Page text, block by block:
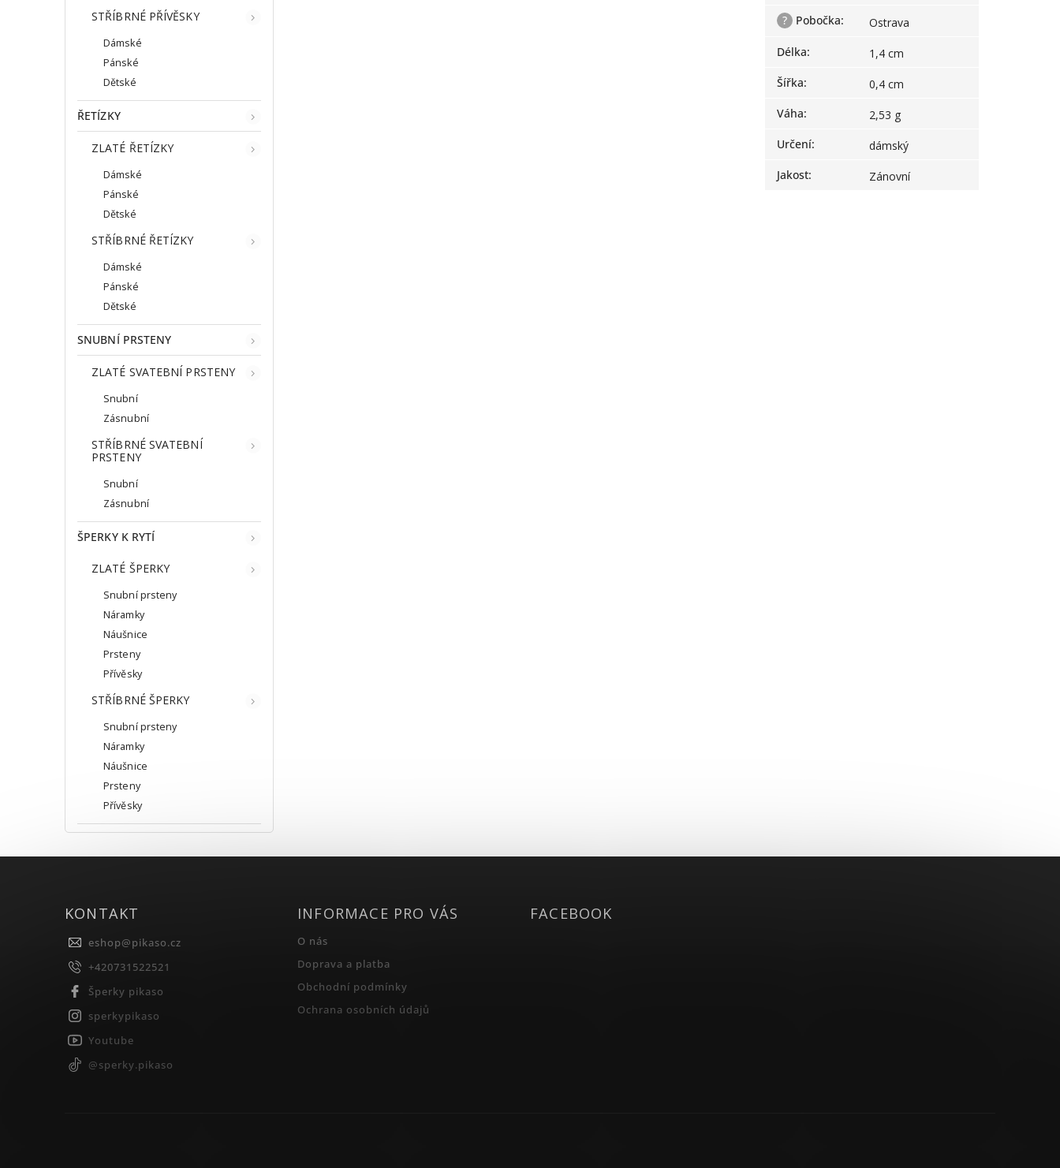
STŘÍBRNÉ PŘÍVĚSKY
Dámské
Pánské
Dětské
ŘETÍZKY
ZLATÉ ŘETÍZKY
Dámské
Pánské
Dětské
STŘÍBRNÉ ŘETÍZKY
Dámské
Pánské
Dětské
SNUBNÍ PRSTENY
ZLATÉ SVATEBNÍ PRSTENY
Snubní
Zásnubní
STŘÍBRNÉ SVATEBNÍ
PRSTENY
Snubní
Zásnubní
ŠPERKY K RYTÍ
ZLATÉ ŠPERKY
Snubní prsteny
Náramky
Náušnice
Prsteny
Přívěsky
STŘÍBRNÉ ŠPERKY
Snubní prsteny
Náramky
Náušnice
Prsteny
Přívěsky
?
Pobočka:
Ostrava
Délka:
1,4 cm
Šířka:
0,4 cm
Váha:
2,53 g
Určení:
dámský
Jakost: Zánovní
KONTAKT
eshop@pikaso.cz
+420731522521
Šperky pikaso
sperkypikaso
Youtube
@sperky.pikaso
INFORMACE PRO VÁS
O nás
Doprava a platba
Obchodní podmínky
Ochrana osobních údajů
FACEBOOK